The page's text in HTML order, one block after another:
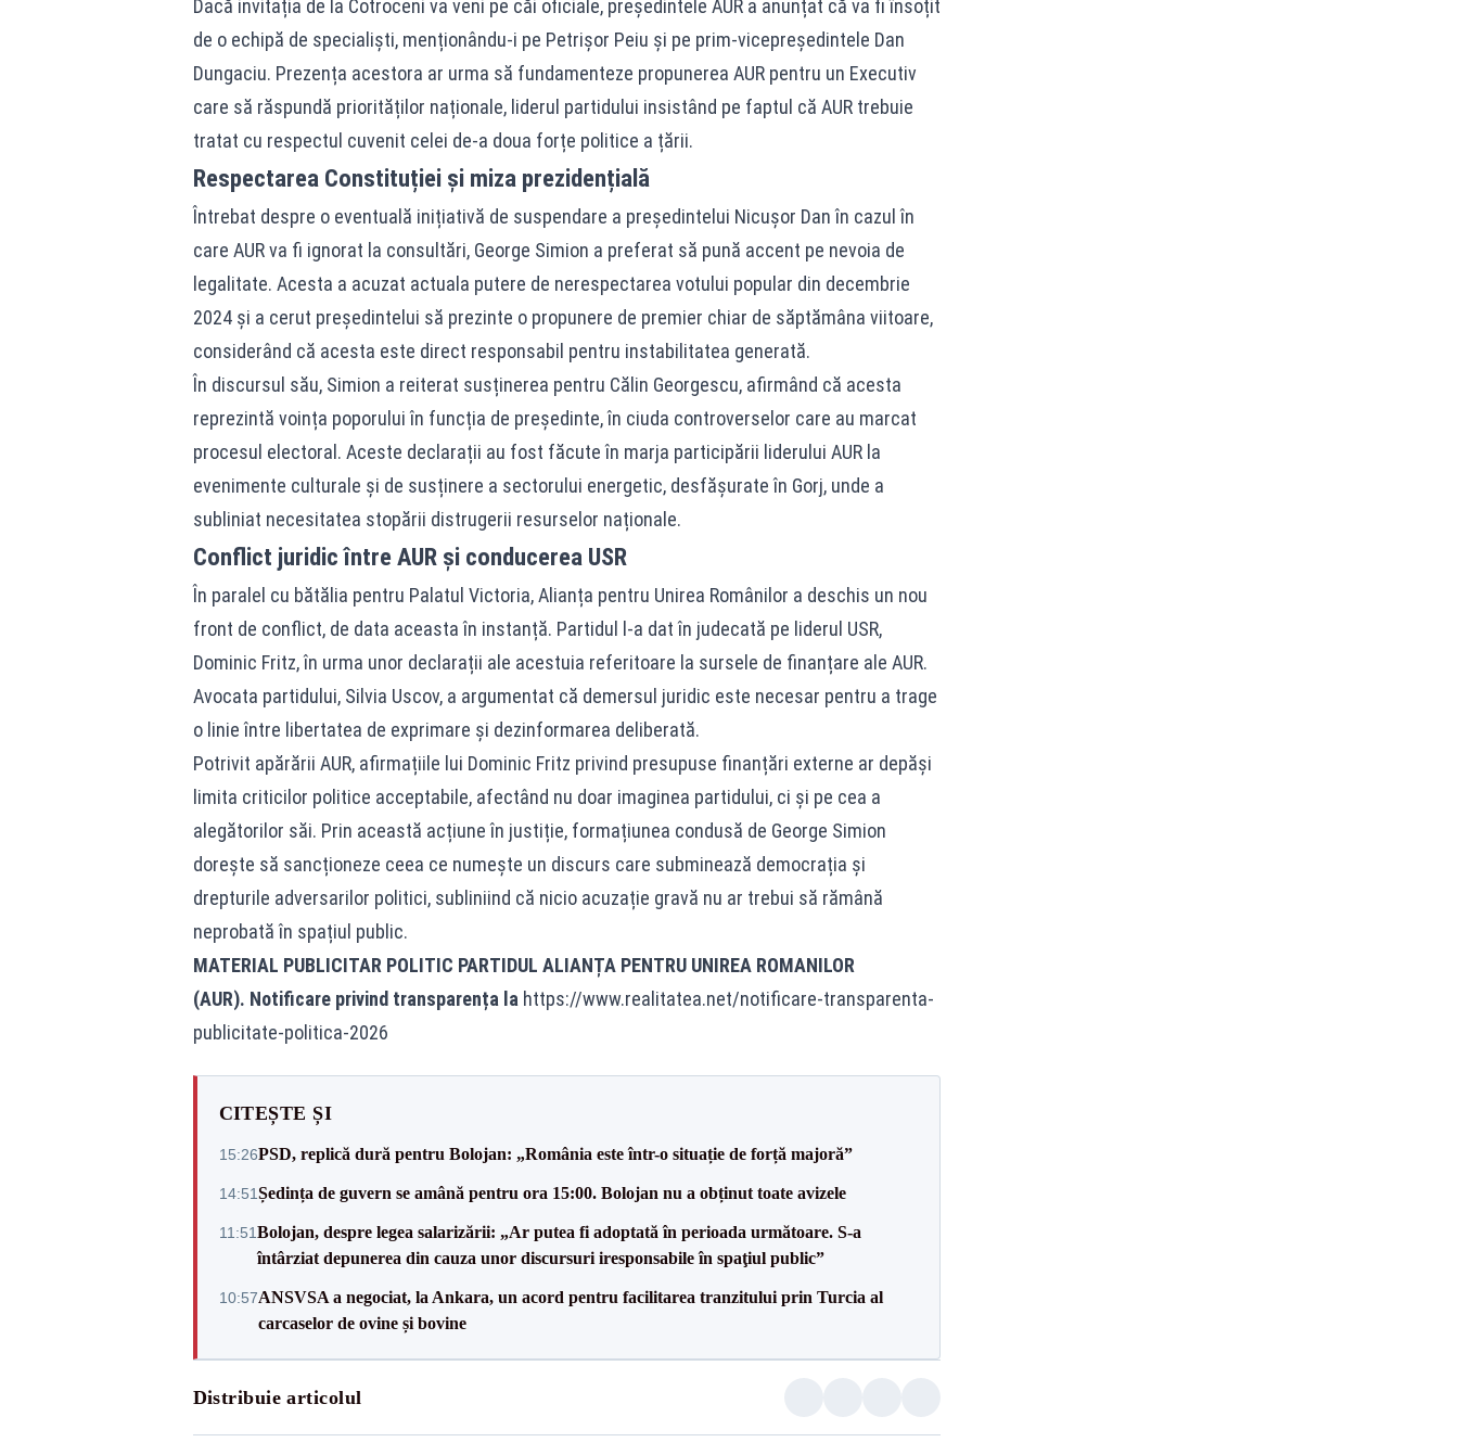
Dacă invitația de la Cotroceni va veni pe căi oficiale, președintele AUR a anunțat că va fi însoțit
de o echipă de specialiști, menționându-i pe Petrișor Peiu și pe prim-vicepreședintele Dan
Dungaciu. Prezența acestora ar urma să fundamenteze propunerea AUR pentru un Executiv
care să răspundă priorităților naționale, liderul partidului insistând pe faptul că AUR trebuie
tratat cu respectul cuvenit celei de-a doua forțe politice a țării.
Respectarea Constituției și miza prezidențială
Întrebat despre o eventuală inițiativă de suspendare a președintelui Nicușor Dan în cazul în
care AUR va fi ignorat la consultări, George Simion a preferat să pună accent pe nevoia de
legalitate. Acesta a acuzat actuala putere de nerespectarea votului popular din decembrie
2024 și a cerut președintelui să prezinte o propunere de premier chiar de săptămâna viitoare,
considerând că acesta este direct responsabil pentru instabilitatea generată.
În discursul său, Simion a reiterat susținerea pentru Călin Georgescu, afirmând că acesta
reprezintă voința poporului în funcția de președinte, în ciuda controverselor care au marcat
procesul electoral. Aceste declarații au fost făcute în marja participării liderului AUR la
evenimente culturale și de susținere a sectorului energetic, desfășurate în Gorj, unde a
subliniat necesitatea stopării distrugerii resurselor naționale.
Conflict juridic între AUR și conducerea USR
În paralel cu bătălia pentru Palatul Victoria, Alianța pentru Unirea Românilor a deschis un nou
front de conflict, de data aceasta în instanță. Partidul l-a dat în judecată pe liderul USR,
Dominic Fritz, în urma unor declarații ale acestuia referitoare la sursele de finanțare ale AUR.
Avocata partidului, Silvia Uscov, a argumentat că demersul juridic este necesar pentru a trage
o linie între libertatea de exprimare și dezinformarea deliberată.
Potrivit apărării AUR, afirmațiile lui Dominic Fritz privind presupuse finanțări externe ar depăși
limita criticilor politice acceptabile, afectând nu doar imaginea partidului, ci și pe cea a
alegătorilor săi. Prin această acțiune în justiție, formațiunea condusă de George Simion
dorește să sancționeze ceea ce numește un discurs care subminează democrația și
drepturile adversarilor politici, subliniind că nicio acuzație gravă nu ar trebui să rămână
neprobată în spațiul public.
MATERIAL PUBLICITAR POLITIC PARTIDUL ALIANȚA PENTRU UNIREA ROMANILOR
(AUR). Notificare privind transparența la https://www.realitatea.net/notificare-transparenta-
publicitate-politica-2026
CITEȘTE ȘI
15:26PSD, replică dură pentru Bolojan: „România este într-o situație de forță majoră”
14:51Ședința de guvern se amână pentru ora 15:00. Bolojan nu a obținut toate avizele
11:51Bolojan, despre legea salarizării: „Ar putea fi adoptată în perioada următoare. S-a
întârziat depunerea din cauza unor discursuri iresponsabile în spaţiul public”
10:57ANSVSA a negociat, la Ankara, un acord pentru facilitarea tranzitului prin Turcia al
carcaselor de ovine și bovine
Distribuie articolul